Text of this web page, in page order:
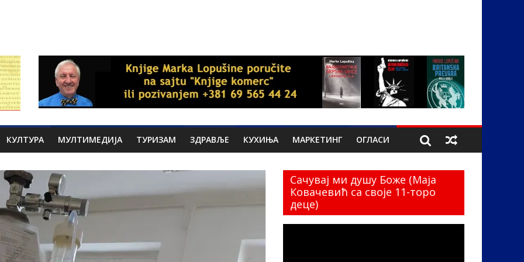
КУЛТУРА МУЛТИМЕДИЈА ТУРИЗАМ ЗДРАВЉЕ КУХИЊА МАРКЕТИНГ ОГЛАСИ
Сачувај ми душу Боже (Маја
Ковачевић са своје 11-торо
деце)